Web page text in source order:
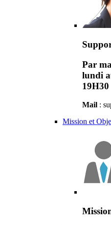
Par
lundi
19H30
Mail :
Mission et